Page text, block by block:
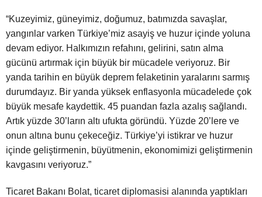
“Kuzeyimiz, güneyimiz, doğumuz, batımızda savaşlar,
yangınlar varken Türkiye’miz asayiş ve huzur içinde yoluna
devam ediyor. Halkımızın refahını, gelirini, satın alma
gücünü artırmak için büyük bir mücadele veriyoruz. Bir
yanda tarihin en büyük deprem felaketinin yaralarını sarmış
durumdayız. Bir yanda yüksek enflasyonla mücadelede çok
büyük mesafe kaydettik. 45 puandan fazla azalış sağlandı.
Artık yüzde 30’ların altı ufukta göründü. Yüzde 20’lere ve
onun altına bunu çekeceğiz. Türkiye’yi istikrar ve huzur
içinde geliştirmenin, büyütmenin, ekonomimizi geliştirmenin
kavgasını veriyoruz.”
Ticaret Bakanı Bolat, ticaret diplomasisi alanında yaptıkları